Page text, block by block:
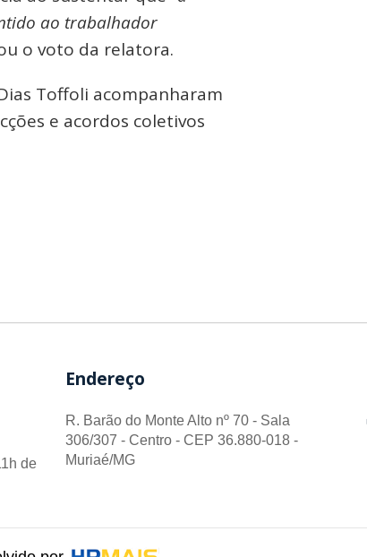
ao trabalhador
o voto da relatora.
Toffoli acompanharam
e acordos coletivos
de
Endereço
R. Barão do Monte Alto nº 70 - Sala
306/307 - Centro - CEP 36.880-018 -
Muriaé/MG